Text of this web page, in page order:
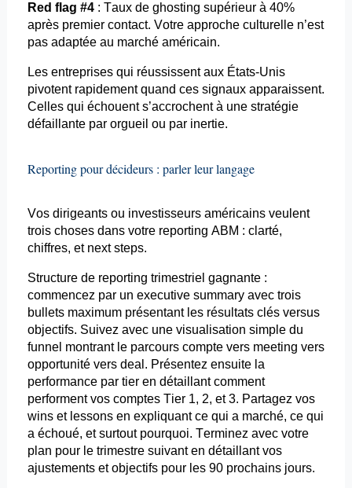
Red flag #4: Taux de ghosting supérieur à 40%
après premier contact. Votre approche culturelle n’est
pas adaptée au marché américain.
Les entreprises qui réussissent aux États-Unis
pivotent rapidement quand ces signaux apparaissent.
Celles qui échouent s’accrochent à une stratégie
défaillante par orgueil ou par inertie.
Reportingpour décideurs : parler leur langage
Vos dirigeants ou investisseurs américains veulent
trois choses dans votre reporting ABM : clarté,
chiffres, et next steps.
Structure de reporting trimestriel gagnante :
commencez par un executive summaryavec trois
bulletsmaximum présentant les résultats clés versus
objectifs. Suivez avec une visualisation simple du
funnel montrant le parcours compte vers meeting vers
opportunité vers deal. Présentez ensuite la
performance par tier en détaillant comment
performent vos comptes Tier 1, 2, et 3. Partagez vos
winset lessonsen expliquant ce qui a marché, ce qui
a échoué, et surtout pourquoi. Terminez avec votre
plan pour le trimestre suivant en détaillant vos
ajustements et objectifs pour les 90 prochains jours.